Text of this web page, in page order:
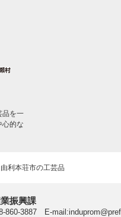
品を一
的な
由利本荘市の工芸品
振興課
860-3887 E-